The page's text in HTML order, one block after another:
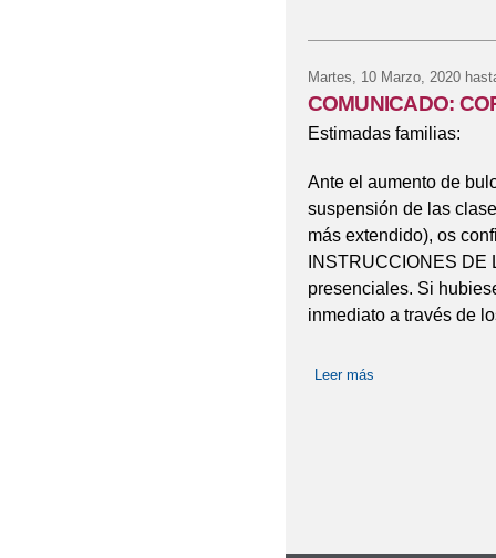
Martes, 10 Marzo, 2020
COMUNICADO:
Estimadas familias:
Ante el aumento de
suspensión de las
más extendido), os
INSTRUCCIONES DE
presenciales. Si
inmediato a través de
Leer más